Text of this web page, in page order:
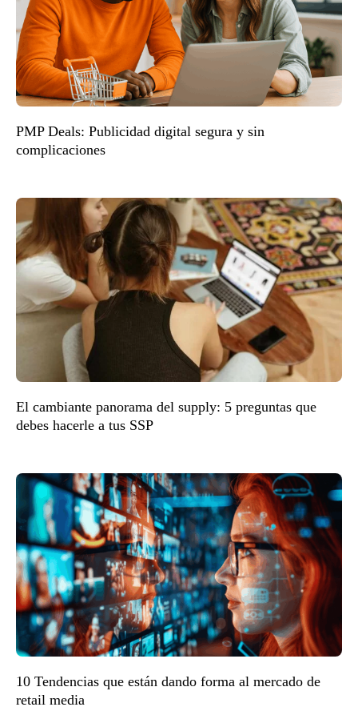
PMP Deals: Publicidad digital segura y sin
complicaciones
El cambiante panorama del supply: 5 preguntas que
debes hacerle a tus SSP
10 Tendencias que están dando forma al mercado de
retail media